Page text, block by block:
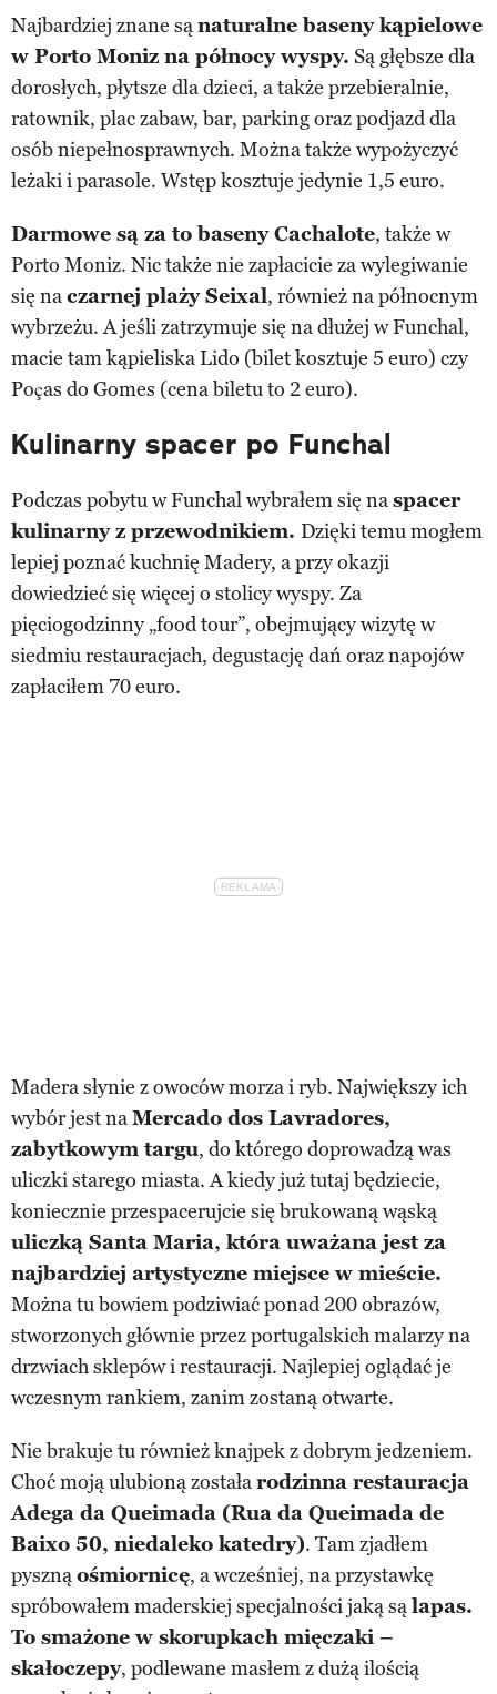
Najbardziej znane sąnaturalne baseny kąpielowe
w Porto Moniz na północy wyspy. Są głębsze dla
dorosłych, płytsze dla dzieci, a także przebieralnie,
ratownik, plac zabaw, bar, parking oraz podjazd dla
osób niepełnosprawnych. Można także wypożyczyć
leżaki i parasole. Wstęp kosztuje jedynie 1,5 euro.
Darmowe są za to baseny Cachalote, także w
Porto Moniz. Nic także nie zapłacicie za wylegiwanie
się naczarnej plaży Seixal, również na północnym
wybrzeżu. A jeśli zatrzymuje się na dłużej w Funchal,
macie tam kąpieliska Lido (bilet kosztuje 5 euro) czy
Poças do Gomes (cena biletu to 2 euro).
Kulinarny spacer po Funchal
Podczas pobytu w Funchal wybrałem się naspacer
kulinarny z przewodnikiem. Dzięki temu mogłem
lepiej poznać kuchnię Madery, a przy okazji
dowiedzieć się więcej o stolicy wyspy. Za
pięciogodzinny „food tour”, obejmujący wizytę w
siedmiu restauracjach, degustację dań oraz napojów
zapłaciłem 70 euro.
Madera słynie z owoców morza i ryb. Największy ich
wybór jest naMercado dos Lavradores,
zabytkowym targu, do którego doprowadzą was
uliczki starego miasta. A kiedy już tutaj będziecie,
koniecznie przespacerujcie się brukowaną wąską
uliczką Santa Maria, która uważana jest za
najbardziej artystyczne miejsce w mieście.
Można tu bowiem podziwiać ponad 200 obrazów,
stworzonych głównie przez portugalskich malarzy na
drzwiach sklepów i restauracji. Najlepiej oglądać je
wczesnym rankiem, zanim zostaną otwarte.
Nie brakuje tu również knajpek z dobrym jedzeniem.
Choć moją ulubioną zostałarodzinna restauracja
Adega da Queimada (Rua da Queimada de
Baixo 50, niedaleko katedry). Tam zjadłem
pysznąośmiornicę, a wcześniej, na przystawkę
spróbowałem maderskiej specjalności jaką sąlapas.
To smażone w skorupkach mięczaki –
skałoczepy, podlewane masłem z dużą ilością